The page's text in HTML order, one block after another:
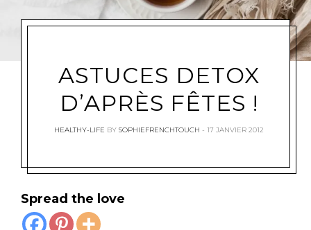
ASTUCES DETOX
D’APRÈS FÊTES !
HEALTHY-LIFE BY SOPHIEFRENCHTOUCH 17 JANVIER 2012
Spread the love